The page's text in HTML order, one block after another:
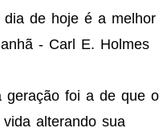
dia de hoje é a melhor
- Carl E. Holmes
geração foi a de que o
alterando sua